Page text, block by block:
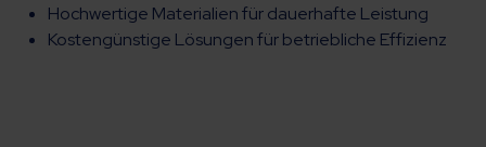
Hochwertige Materialien für dauerhafte Leistung
Kostengünstige Lösungen für betriebliche Effizienz